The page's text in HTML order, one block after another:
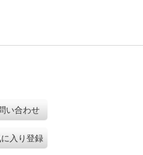
い合わせ
入り登録